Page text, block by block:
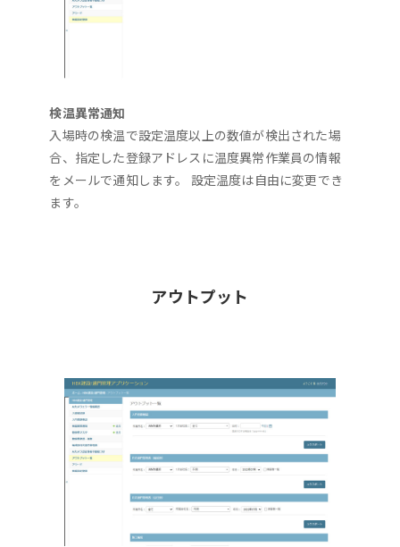
検温異常通知
入場時の検温で設定温度以上の数値が検出された場
合、指定した登録アドレスに温度異常作業員の情報
をメールで通知します。 設定温度は自由に変更でき
ます。
アウトプット